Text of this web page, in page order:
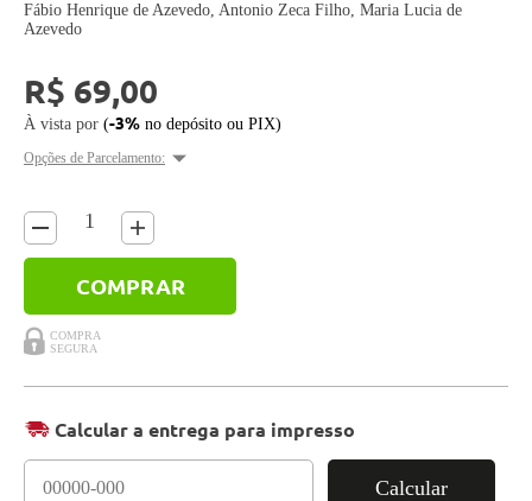
Fábio Henrique de Azevedo, Antonio Zeca Filho, Maria Lucia de
Azevedo
R$ 69,00
À vista por (-3% no depósito ou PIX)
Opções de Parcelamento:
COMPRAR
Calcular a entrega para impresso
Calcular